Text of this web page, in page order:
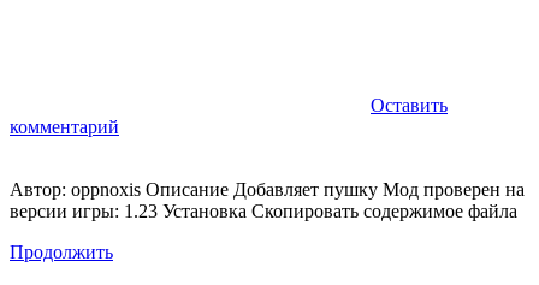
Оставить
комментарий
Автор: oppnoxis Описание Добавляет пушку Мод проверен на
версии игры: 1.23 Установка Скопировать содержимое файла
Продолжить